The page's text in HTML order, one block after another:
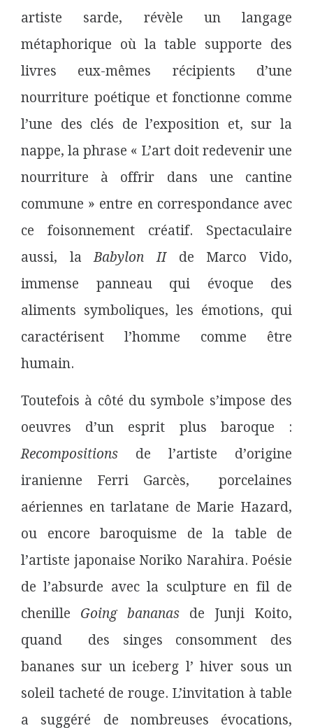
artiste sarde, révèle un langage
métaphorique où la table supporte des
livres eux-mêmes récipients d’une
nourriture poétique et fonctionne comme
l’une des clés de l’exposition et, sur la
nappe, la phrase « L’art doit redevenir une
nourriture à offrir dans une cantine
commune » entre en correspondance avec
ce foisonnement créatif. Spectaculaire
aussi, laBabylon IIde Marco Vido,
immense panneau qui évoque des
aliments symboliques, les émotions, qui
caractérisent l’homme comme être
humain.
Toutefois à côté du symbole s’impose des
oeuvres d’un esprit plus baroque :
Recompositions de l’artiste d’origine
iranienne Ferri Garcès, porcelaines
aériennes en tarlatane de Marie Hazard,
ou encore baroquisme de la table de
l’artiste japonaise Noriko Narahira. Poésie
de l’absurde avec la sculpture en fil de
chenille Going bananas de Junji Koito,
quand des singes consomment des
bananes sur un iceberg l’ hiver sous un
soleil tacheté de rouge. L’invitation à table
a suggéré de nombreuses évocations,